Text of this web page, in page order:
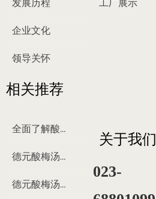
发展历程
企业文化
领导关怀
工厂展示
关于我们
023-
相关推荐
全面了解酸梅汤
德元酸梅汤来历
德元酸梅汤制作过程